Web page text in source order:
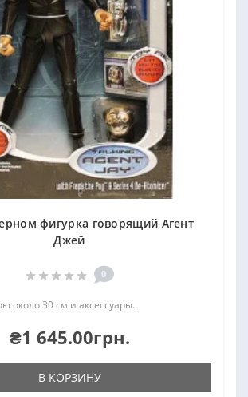
фигурка говорящий Агент
Джей
0
около 30 см и аксессуары..
₴1 645.00грн.
В КОРЗИНУ